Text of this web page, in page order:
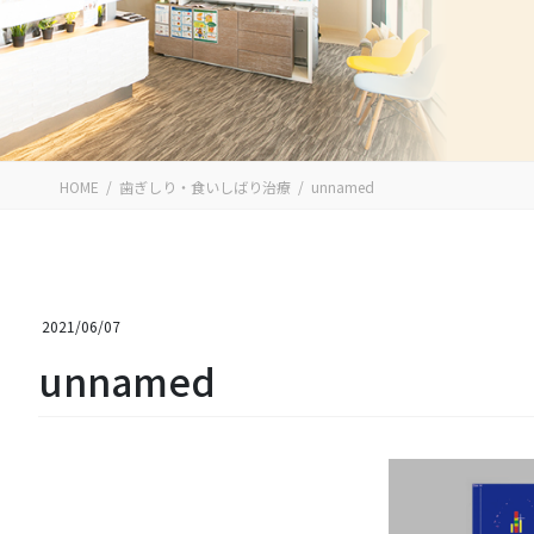
HOME 歯ぎしり・食いしばり治療 unnamed
2021/06/07
unnamed